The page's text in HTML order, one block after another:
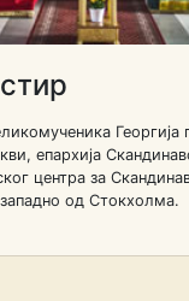
Георгија
епархија
центра за
од Стокхолма.